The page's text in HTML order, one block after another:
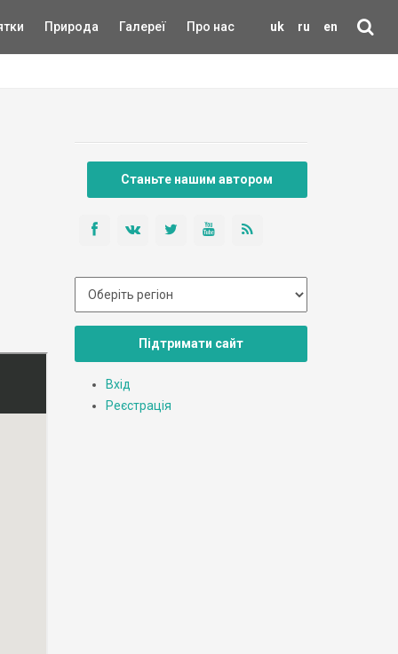
uk ru en
Природа Галереї Про нас
Станьте нашим автором
Підтримати сайт
Вхід
Реєстрація